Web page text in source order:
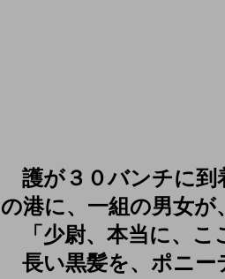
護が３０バンチに到
の港に、一組の男女
「少尉、本当に、こ
長い黒髪を、ポニー